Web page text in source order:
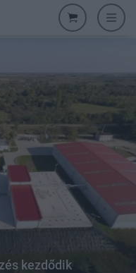
kezdődik